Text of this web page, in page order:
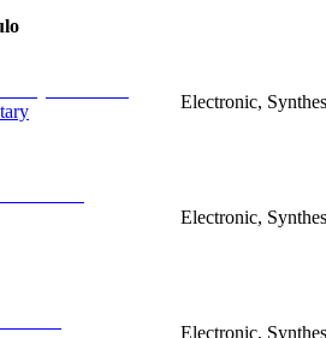
Electronic,
Electronic,
Electronic,